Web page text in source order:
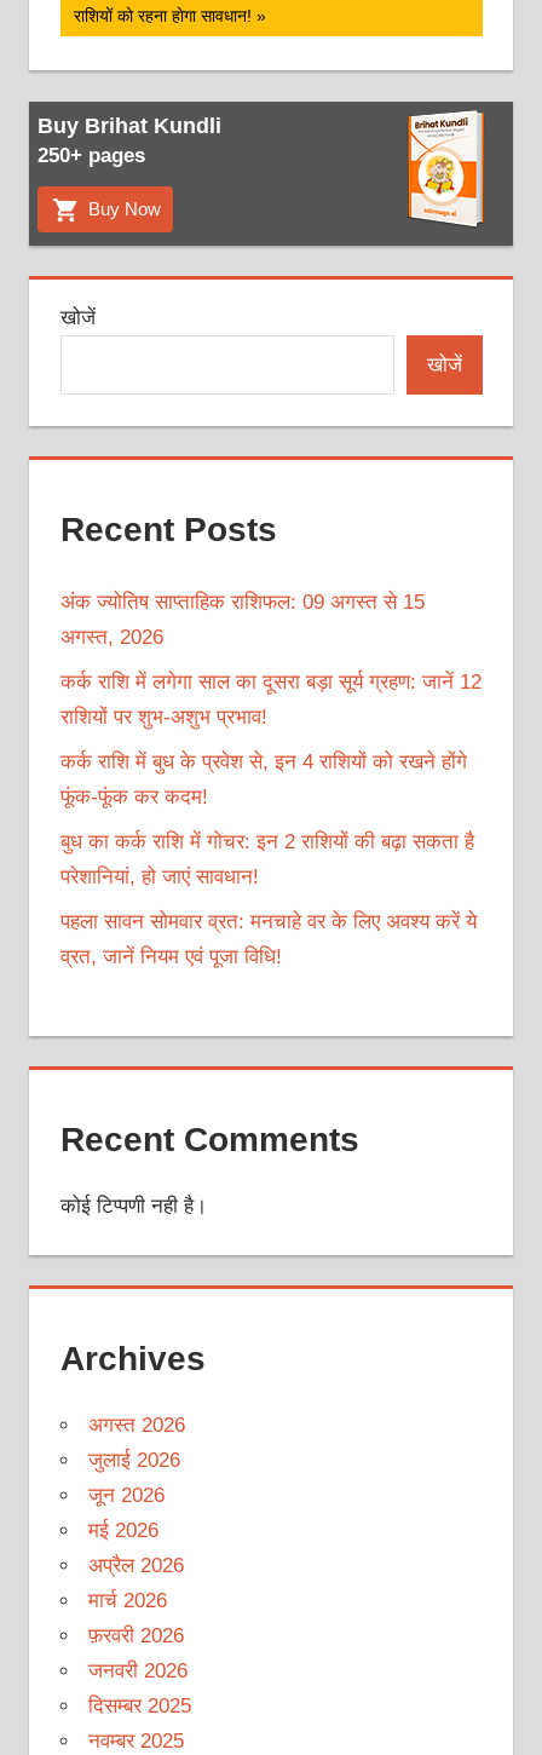
Post:
राशियों को रहना होगा सावधान!
Buy Brihat Kundli
250+ pages
Buy Now
खोजें
खोजें
Recent Posts
अंक ज्योतिष साप्ताहिक राशिफल: 09 अगस्त से 15
अगस्त, 2026
कर्क राशि में लगेगा साल का दूसरा बड़ा सूर्य ग्रहण: जानें 12
राशियों पर शुभ-अशुभ प्रभाव!
कर्क राशि में बुध के प्रवेश से, इन 4 राशियों को रखने होंगे
फूंक-फूंक कर कदम!
बुध का कर्क राशि में गोचर: इन 2 राशियों की बढ़ा सकता है
परेशानियां, हो जाएं सावधान!
पहला सावन सोमवार व्रत: मनचाहे वर के लिए अवश्य करें ये
व्रत, जानें नियम एवं पूजा विधि!
Recent Comments
कोई टिप्पणी नही है।
Archives
अगस्त 2026
जुलाई 2026
जून 2026
मई 2026
अप्रैल 2026
मार्च 2026
फ़रवरी 2026
जनवरी 2026
दिसम्बर 2025
नवम्बर 2025